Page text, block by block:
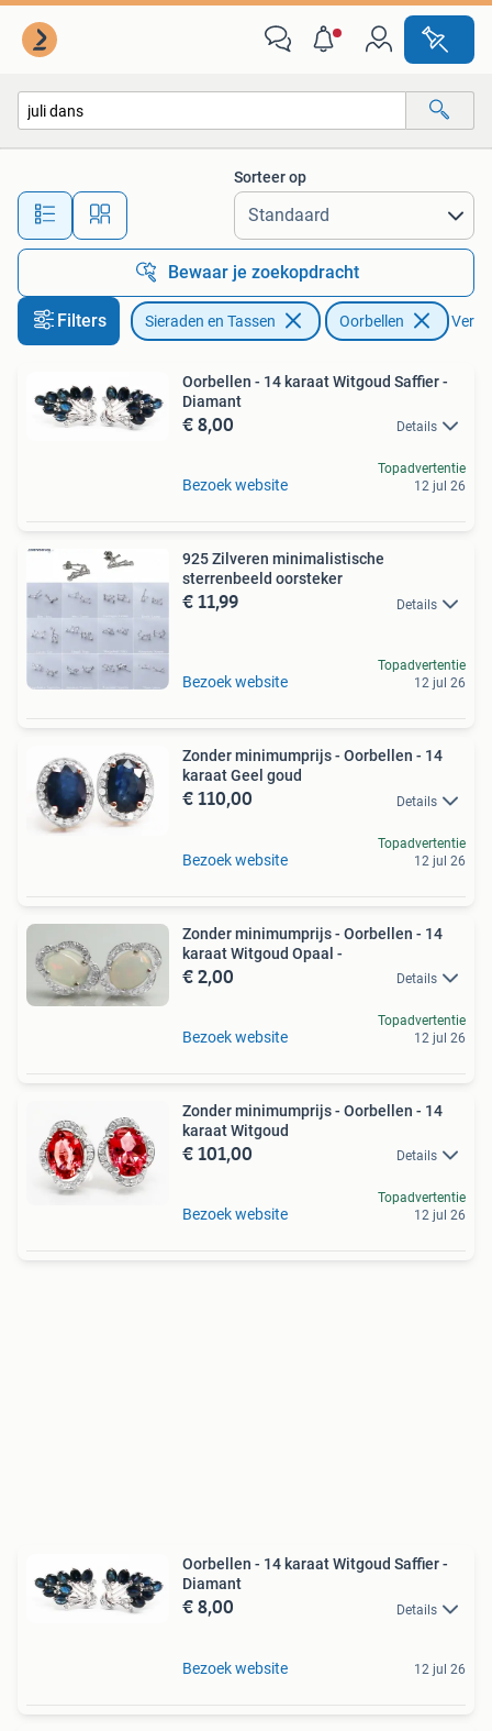
Alle afstanden…
Sorteer op
Bewaar je zoekopdracht
Filters Sieraden en Tassen Oorbellen
Oorbellen - 14 karaat Witgoud Saffier -
Diamant
€ 8,00 Details
Bezoek website
Topadvertentie
12 jul 26
925 Zilveren minimalistische
sterrenbeeld oorsteker
€ 11,99 Details
Bezoek website
Topadvertentie
12 jul 26
Zonder minimumprijs - Oorbellen - 14
karaat Geel goud
€ 110,00 Details
Bezoek website
Topadvertentie
12 jul 26
Zonder minimumprijs - Oorbellen - 14
karaat Witgoud Opaal -
€ 2,00 Details
Bezoek website
Topadvertentie
12 jul 26
Zonder minimumprijs - Oorbellen - 14
karaat Witgoud
€ 101,00 Details
Bezoek website
Topadvertentie
12 jul 26
Oorbellen - 14 karaat Witgoud Saffier -
Diamant
€ 8,00 Details
Bezoek website 12 jul 26